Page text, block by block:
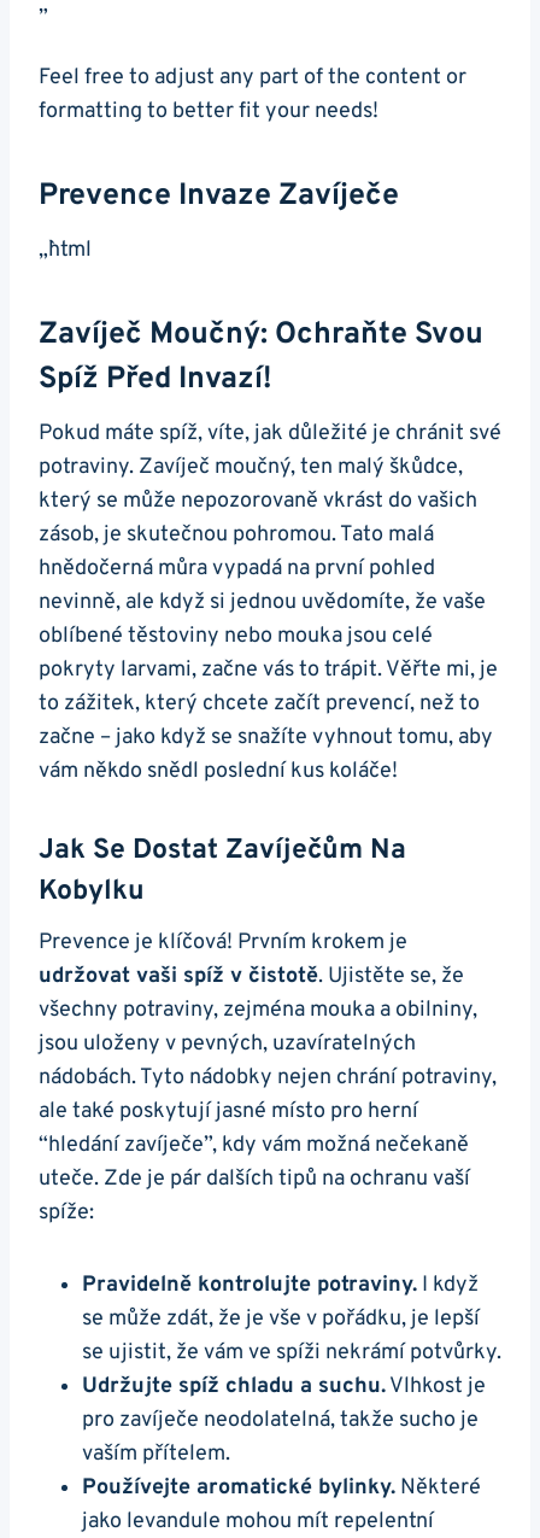
Feel free ​to‌ adjust any part of the content or
formatting to better fit your needs!
Prevence Invaze Zavíječe
„`html
Zavíječ Moučný: Ochraňte​ Svou
Spíž Před Invazí!
Pokud máte spíž, víte, jak důležité je chránit své⁣
potraviny. Zavíječ moučný, ten⁤ malý škůdce,
který se může nepozorovaně vkrást do vašich
zásob, je skutečnou pohromou. ‍Tato malá
hnědočerná⁣ můra vypadá na první pohled ​
nevinně, ale když si jednou uvědomíte, že vaše
oblíbené těstoviny nebo mouka jsou celé
pokryty larvami, začne⁤ vás to trápit. Věřte mi, je
to zážitek, který chcete začít prevencí, než to​
začne – jako když se snažíte vyhnout tomu, aby
vám‍ někdo snědl ⁢poslední kus koláče!
Jak Se Dostat Zavíječům Na​
Kobylku
Prevence je klíčová! Prvním krokem je
udržovat vaši spíž v čistotě.‍ Ujistěte se, že
všechny potraviny,‍ zejména mouka a obilniny,
jsou uloženy v pevných, uzavíratelných
nádobách. Tyto ⁢nádobky nejen‍ chrání potraviny,
ale také poskytují jasné místo pro herní⁤
“hledání zavíječe”, kdy vám možná ​nečekaně
uteče. Zde je pár dalších tipů na ochranu vaší
spíže:
Pravidelně kontrolujte ⁣potraviny. I‌ když
se může zdát, že je vše v pořádku, je lepší
se ujistit, že vám ⁤ve spíži nekrámí potvůrky.
Udržujte spíž chladu⁤ a⁤ suchu.Vlhkost je
pro zavíječe neodolatelná, takže sucho je
vaším přítelem.
Používejte aromatické bylinky. Některé
jako levandule mohou mít repelentní